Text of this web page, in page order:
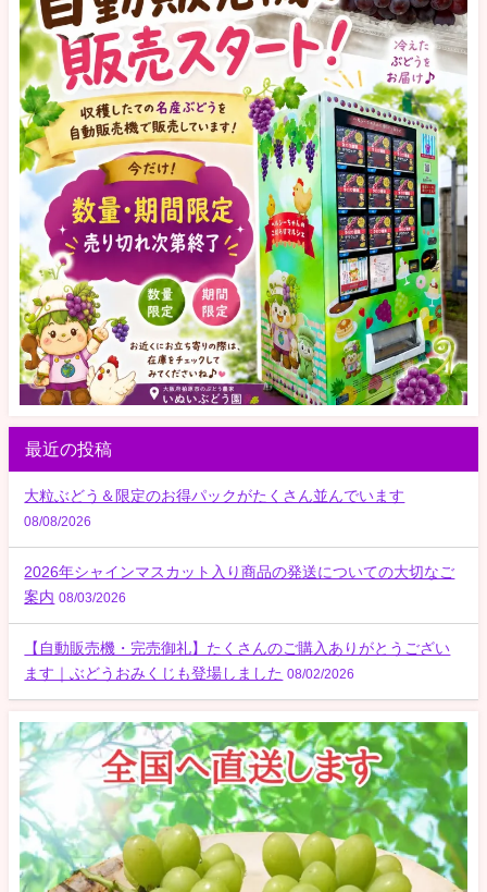
最近の投稿
大粒ぶどう＆限定のお得パックがたくさん並んでいます
08/08/2026
2026年シャインマスカット入り商品の発送についての大切なご
案内 08/03/2026
【自動販売機・完売御礼】たくさんのご購入ありがとうござい
ます｜ぶどうおみくじも登場しました 08/02/2026